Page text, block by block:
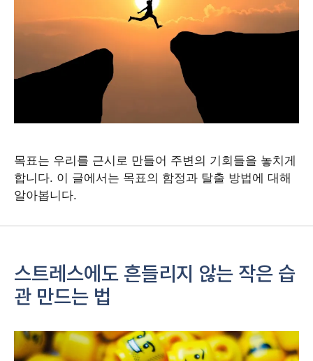
목표는 우리를 근시로 만들어 주변의 기회들을 놓치게
합니다. 이 글에서는 목표의 함정과 탈출 방법에 대해
알아봅니다.
스트레스에도 흔들리지 않는 작은 습
관 만드는 법